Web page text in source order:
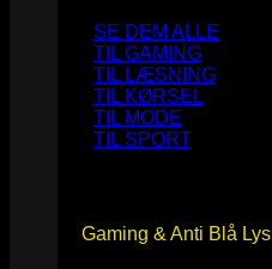
SE DEM ALLE
TIL GAMING
TIL LÆSNING
TIL KØRSEL
TIL MODE
TIL SPORT
Gaming & Anti Blå Lys